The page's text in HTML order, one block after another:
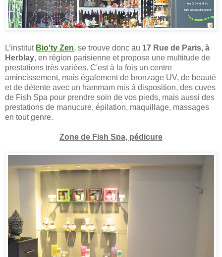
L’institut Bio'ty Zen, se trouve donc au 17 Rue de Paris, à
Herblay, en région parisienne et propose une multitude de
prestations très variées. C'est à la fois un centre
amincissement, mais également de bronzage UV, de beauté
et de détente avec un hammam mis à disposition, des cuves
de Fish Spa pour prendre soin de vos pieds, mais aussi des
prestations de manucure, épilation, maquillage, massages
en tout genre.
Zone de Fish Spa, pédicure